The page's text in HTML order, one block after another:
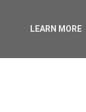
LEARN MORE